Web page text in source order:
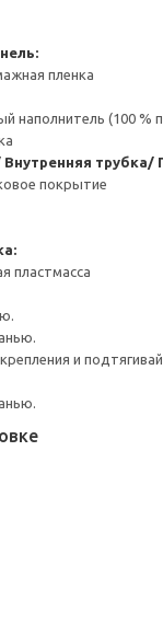
пленка
(100 %
трубка/
покрытие
пластмасса
и